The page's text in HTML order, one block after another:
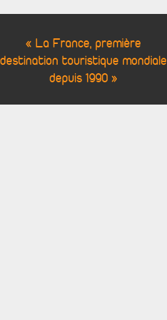
« La France, première
destination touristique mondiale
depuis 1990 »